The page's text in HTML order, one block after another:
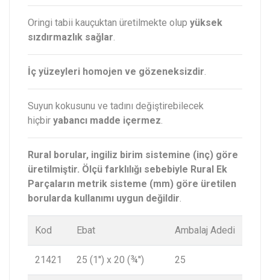
Oringi tabii kauçuktan üretilmekte olup yüksek
sızdırmazlık sağlar.
İç yüzeyleri homojen ve gözeneksizdir.
Suyun kokusunu ve tadını değiştirebilecek
hiçbir yabancı madde içermez.
Rural borular, ingiliz birim sistemine (inç) göre
üretilmiştir. Ölçü farklılığı sebebiyle Rural Ek
Parçaların metrik sisteme (mm) göre üretilen
borularda kullanımı uygun değildir.
Kod Ebat Ambalaj Adedi
21421 25 (1'') x 20 (¾'') 25